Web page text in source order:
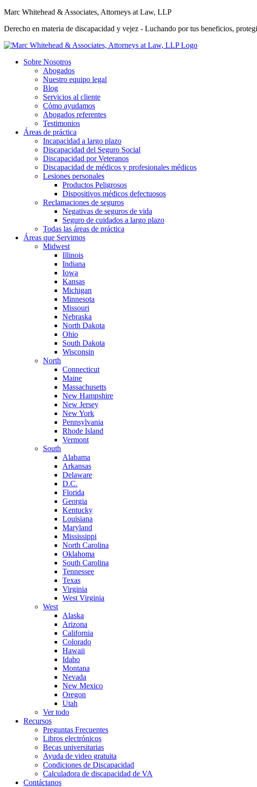
Marc Whitehead & Associates, Attorneys at Law, LLP
Derecho en materia de discapacidad y vejez - Luchando por tus beneficios,
Sobre Nosotros
Abogados
Nuestro equipo legal
Blog
Servicios al cliente
Cómo ayudamos
Abogados referentes
Testimonios
Áreas de práctica
Incapacidad a largo plazo
Discapacidad del Seguro Social
Discapacidad por Veteranos
Discapacidad de médicos y profesionales médicos
Lesiones personales
Productos Peligrosos
Dispositivos médicos defectuosos
Reclamaciones de seguros
Negativas de seguros de vida
Seguro de cuidados a largo plazo
Todas las áreas de práctica
Áreas que Servimos
Midwest
Illinois
Indiana
Iowa
Kansas
Michigan
Minnesota
Missouri
Nebraska
North Dakota
Ohio
South Dakota
Wisconsin
North
Connecticut
Maine
Massachusetts
New Hampshire
New Jersey
New York
Pennsylvania
Rhode Island
Vermont
South
Alabama
Arkansas
Delaware
D.C.
Florida
Georgia
Kentucky
Louisiana
Maryland
Mississippi
North Carolina
Oklahoma
South Carolina
Tennessee
Texas
Virginia
West Virginia
West
Alaska
Arizona
California
Colorado
Hawaii
Idaho
Montana
Nevada
New Mexico
Oregon
Utah
Ver todo
Recursos
Preguntas Frecuentes
Libros electrónicos
Becas universitarias
Ayuda de video gratuita
Condiciones de Discapacidad
Calculadora de discapacidad de VA
Contáctanos